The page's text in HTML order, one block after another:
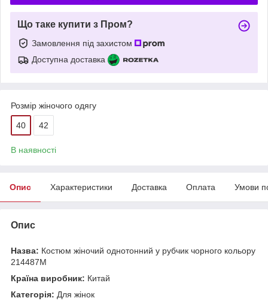
Що таке купити з Пром?
Замовлення під захистом
Доступна доставка
Розмір жіночого одягу
40 42
В наявності
Опис Характеристики Доставка Оплата Умови
Опис
Назва: Костюм жіночий однотонний у рубчик чорного кольору
214487M
Країна виробник: Китай
Категорія: Для жінок